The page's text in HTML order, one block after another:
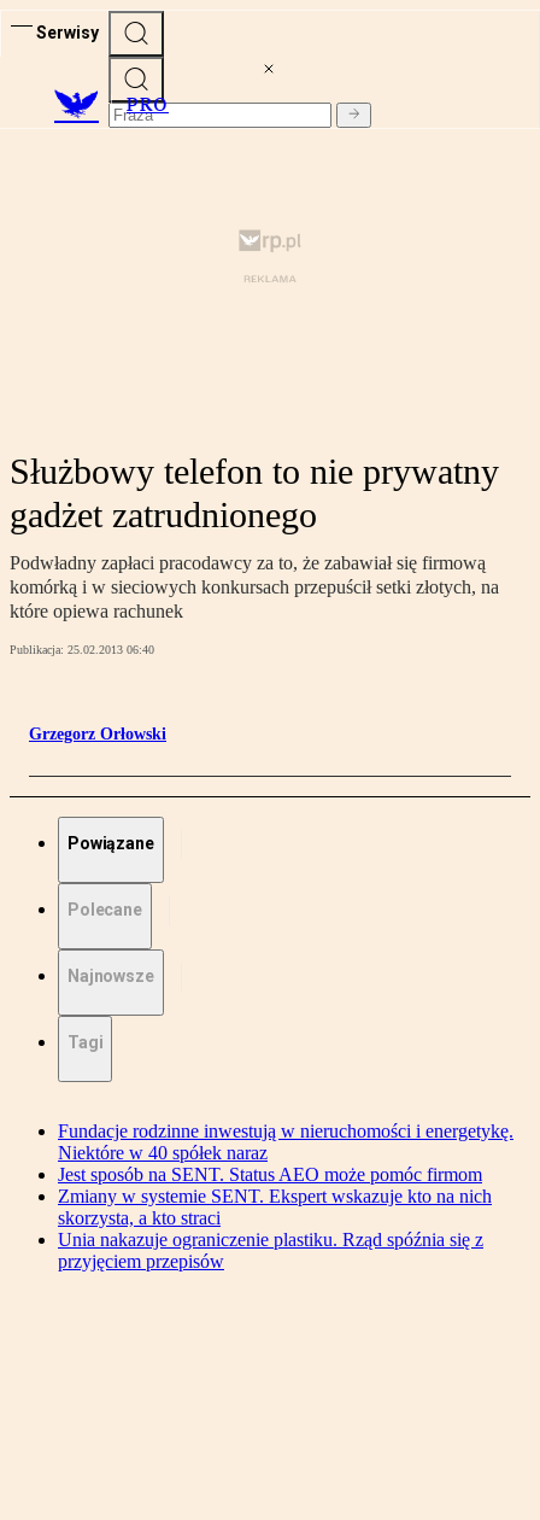
Serwisy
PRO
Służbowy telefon to nie prywatny
gadżet zatrudnionego
Podwładny zapłaci pracodawcy za to, że zabawiał się firmową
komórką i w sieciowych konkursach przepuścił setki złotych, na
które opiewa rachunek
Publikacja: 25.02.2013 06:40
Grzegorz Orłowski
Powiązane
Polecane
Najnowsze
Tagi
Fundacje rodzinne inwestują w nieruchomości i energetykę.
Niektóre w 40 spółek naraz
Jest sposób na SENT. Status AEO może pomóc firmom
Zmiany w systemie SENT. Ekspert wskazuje kto na nich
skorzysta, a kto straci
Unia nakazuje ograniczenie plastiku. Rząd spóźnia się z
przyjęciem przepisów